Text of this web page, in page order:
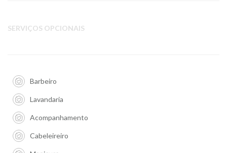
SERVIÇOS OPCIONAIS
Barbeiro
Lavandaria
Acompanhamento
Cabeleireiro